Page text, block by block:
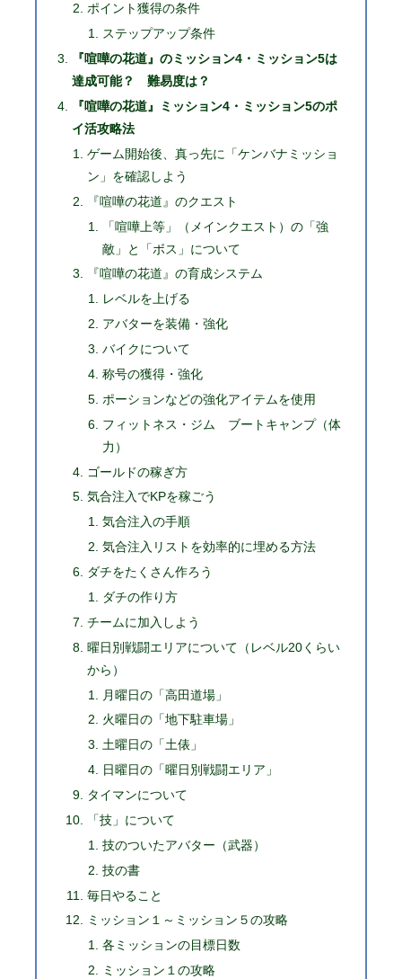
ポイント獲得の条件
ステップアップ条件
『喧嘩の花道』のミッション4・ミッション5は
達成可能？ 難易度は？
『喧嘩の花道』ミッション4・ミッション5のポ
イ活攻略法
ゲーム開始後、真っ先に「ケンバナミッショ
ン」を確認しよう
『喧嘩の花道』のクエスト
「喧嘩上等」（メインクエスト）の「強
敵」と「ボス」について
『喧嘩の花道』の育成システム
レベルを上げる
アバターを装備・強化
バイクについて
称号の獲得・強化
ポーションなどの強化アイテムを使用
フィットネス・ジム ブートキャンプ（体
力）
ゴールドの稼ぎ方
気合注入でKPを稼ごう
気合注入の手順
気合注入リストを効率的に埋める方法
ダチをたくさん作ろう
ダチの作り方
チームに加入しよう
曜日別戦闘エリアについて（レベル20くらい
から）
月曜日の「高田道場」
火曜日の「地下駐車場」
土曜日の「土俵」
日曜日の「曜日別戦闘エリア」
タイマンについて
「技」について
技のついたアバター（武器）
技の書
毎日やること
ミッション１～ミッション５の攻略
各ミッションの目標日数
ミッション１の攻略